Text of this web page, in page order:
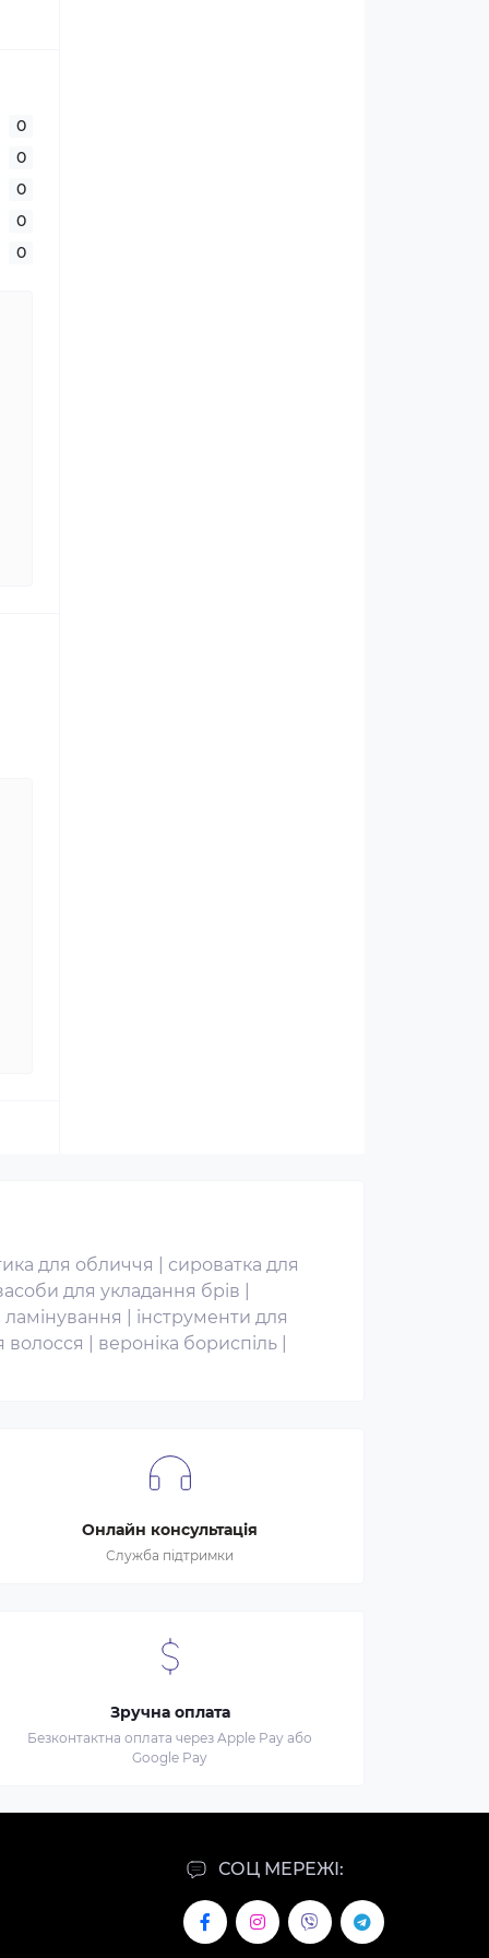
0
0
0
0
0
для обличчя
сироватка для
для укладання брів
інструменти для
волосся
вероніка бориспіль
Онлайн консультація
Служба підтримки
Зручна оплата
Безконтактна оплата через Apple Pay або
Google Pay
СОЦ МЕРЕЖІ: